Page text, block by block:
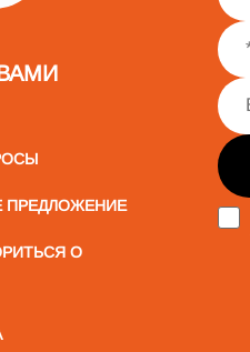
ПРЕДЛОЖЕНИЕ
О